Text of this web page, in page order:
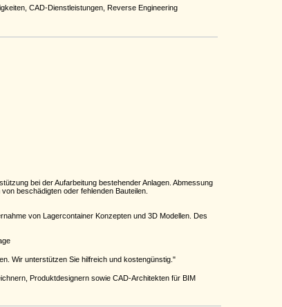
CAD-Dienstleistungen, Reverse Engineering
bei der Aufarbeitung bestehender Anlagen. Abmessung
beschädigten oder fehlenden Bauteilen.
von Lagercontainer Konzepten und 3D Modellen. Des
Wir unterstützen Sie hilfreich und kostengünstig."
Produktdesignern sowie CAD-Architekten für BIM